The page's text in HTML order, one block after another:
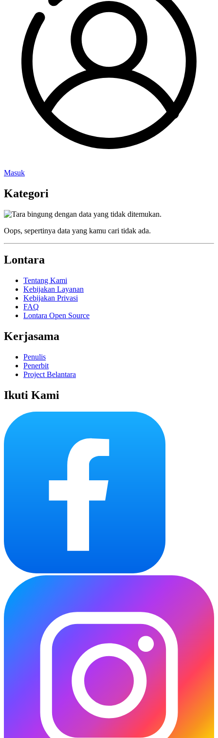
Masuk
Kategori
Oops, sepertinya data yang kamu cari tidak ada.
Lontara
Tentang Kami
Kebijakan Layanan
Kebijakan Privasi
FAQ
Lontara Open Source
Kerjasama
Penulis
Penerbit
Project Belantara
Ikuti Kami